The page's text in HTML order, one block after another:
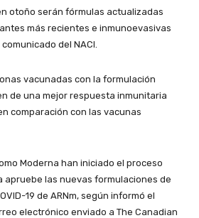
otoño serán fórmulas actualizadas
más recientes e inmunoevasivas
comunicado del NACI.
vacunadas con la formulación
de una mejor respuesta inmunitaria
comparación con las vacunas
Moderna han iniciado el proceso
apruebe las nuevas formulaciones de
19 de ARNm, según informó el
electrónico enviado a The Canadian